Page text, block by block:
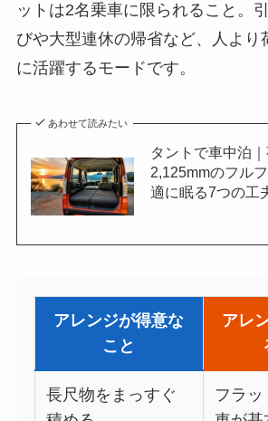
ットは2名乗車に限られること。
びや大型連休の帰省など、人より
に活躍するモードです。
あわせて読みたい
タントで車中泊
2,125mmのフル
適に眠る7つの工
アレンジが得意な
こと
アレ
長尺物をまっすぐ
フラ